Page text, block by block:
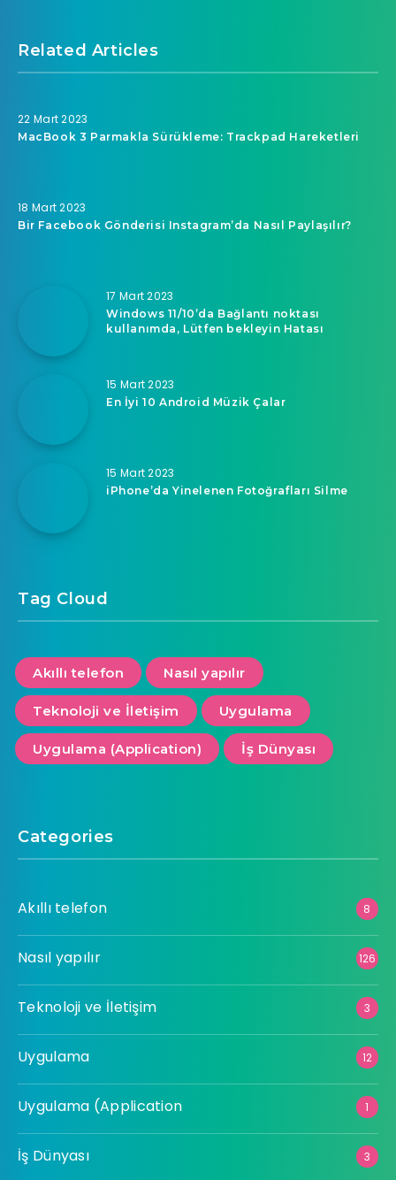
Related Articles
22 Mart 2023
MacBook 3 Parmakla Sürükleme: Trackpad Hareketleri
18 Mart 2023
Bir Facebook Gönderisi Instagram’da Nasıl Paylaşılır?
17 Mart 2023
Windows 11/10’da Bağlantı noktası
kullanımda, Lütfen bekleyin Hatası
15 Mart 2023
En İyi 10 Android Müzik Çalar
15 Mart 2023
iPhone’da Yinelenen Fotoğrafları Silme
Tag Cloud
Akıllı telefon Nasıl yapılır
Teknoloji ve İletişim Uygulama
Uygulama (Application) İş Dünyası
Categories
Akıllı telefon 8
Nasıl yapılır 126
Teknoloji ve İletişim 3
Uygulama 12
Uygulama (Application 1
İş Dünyası 3